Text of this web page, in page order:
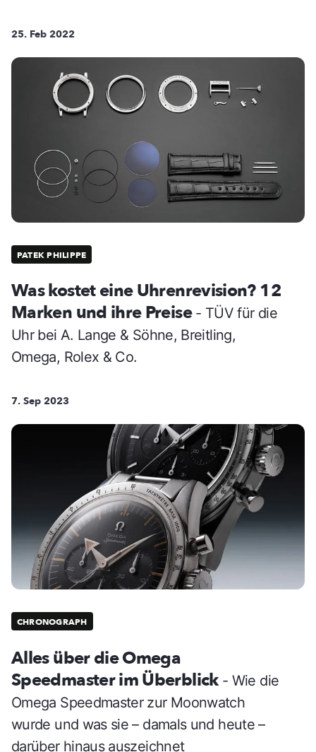
25. Feb 2022
PATEK PHILIPPE
Was kostet eine Uhrenrevision? 12
Marken und ihre Preise - TÜV für die
Uhr bei A. Lange & Söhne, Breitling,
Omega, Rolex & Co.
7. Sep 2023
CHRONOGRAPH
Alles über die Omega
Speedmaster im Überblick - Wie die
Omega Speedmaster zur Moonwatch
wurde und was sie – damals und heute –
darüber hinaus auszeichnet